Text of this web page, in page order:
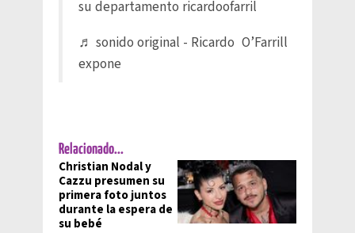
su departamento ricardoofarril
♬ sonido original - Ricardo O’Farrill
expone
Relacionado...
Christian Nodal y
Cazzu presumen su
primera foto juntos
durante la espera de
su bebé